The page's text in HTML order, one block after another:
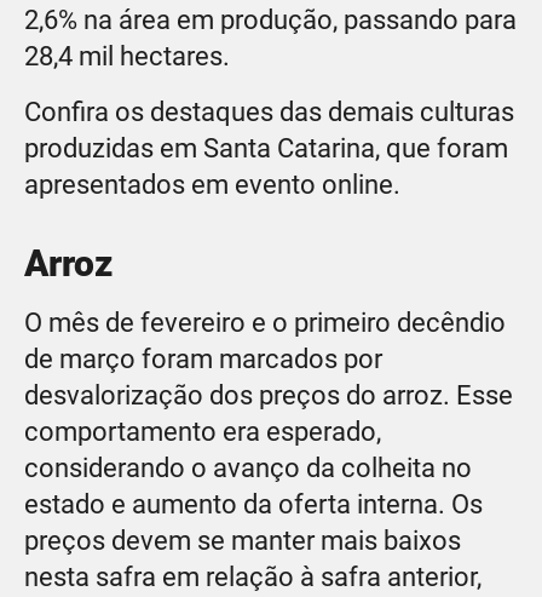
2,6% na área em produção, passando para
28,4 mil hectares.
Confira os destaques das demais culturas
produzidas em Santa Catarina, que foram
apresentados em evento online.
Arroz
O mês de fevereiro e o primeiro decêndio
de março foram marcados por
desvalorização dos preços do arroz. Esse
comportamento era esperado,
considerando o avanço da colheita no
estado e aumento da oferta interna. Os
preços devem se manter mais baixos
nesta safra em relação à safra anterior,